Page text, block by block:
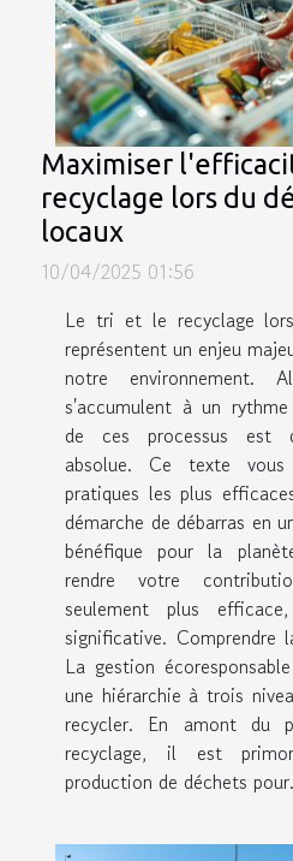
Maximiser
recyclage lors du
locaux
10/04/2025 01:56
Le tri et le recyclage
représentent un enjeu
notre environnement.
s'accumulent à un
de ces processus est
absolue. Ce texte
pratiques les plus
démarche de débarras en
bénéfique pour la
rendre votre
seulement plus
significative. Comprendre
La gestion
une hiérarchie à trois
recycler. En amont du
recyclage, il est
production de déchets